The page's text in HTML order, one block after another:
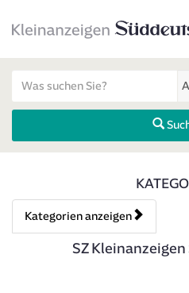
Kategorien
Kategorien anzeigen
Bedienhinweis: Navigieren Sie
Rubrik:
SZ